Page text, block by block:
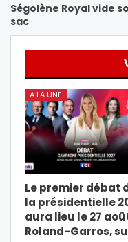
Ségolène Royal vide
sac
A LA UNE
Le premier débat
la présidentielle
aura lieu le 27
Roland-Garros,